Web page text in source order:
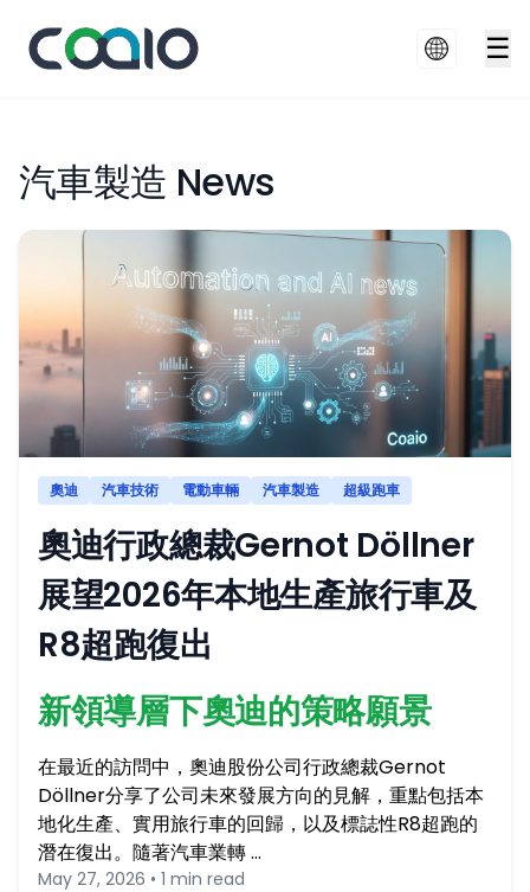
☰
汽車製造 News
奧迪 汽車技術 電動車輛 汽車製造 超級跑車
奧迪行政總裁Gernot Döllner
展望2026年本地生產旅行車及
R8超跑復出
新領導層下奧迪的策略願景
在最近的訪問中，奧迪股份公司行政總裁Gernot
Döllner分享了公司未來發展方向的見解，重點包括本
地化生產、實用旅行車的回歸，以及標誌性R8超跑的
潛在復出。隨著汽車業轉 …
May 27, 2026 • 1 min read